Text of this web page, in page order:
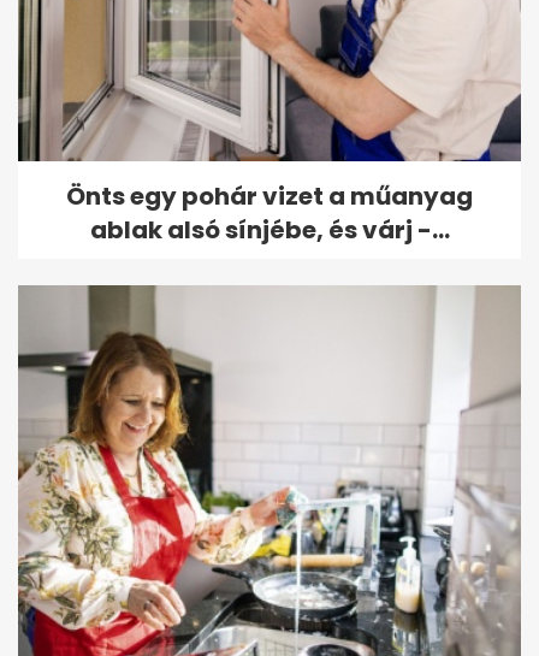
Önts egy pohár vizet a műanyag
ablak alsó sínjébe, és várj -...